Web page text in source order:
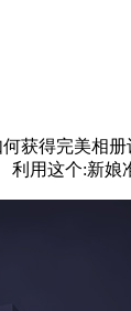
获得完美相
用这个:新